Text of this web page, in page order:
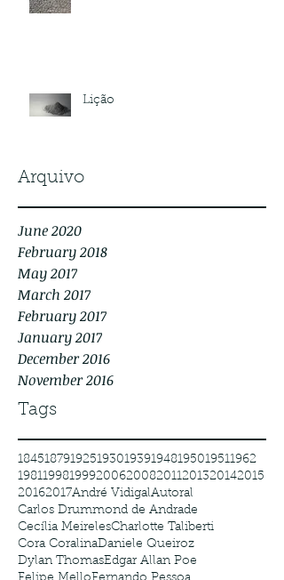
Arquivo
Tags
Lição
June 2020
February 2018
May 2017
March 2017
February 2017
January 2017
December 2016
November 2016
184518791925193019391948195019511962
198119981999200620082011201320142015
20162017André VidigalAutoral
Carlos Drummond de Andrade
Cecília MeirelesCharlotte Taliberti
Cora CoralinaDaniele Queiroz
Dylan ThomasEdgar Allan Poe